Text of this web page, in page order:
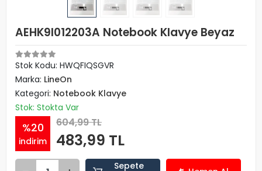
AEHK9I012203A Notebook Klavye Beyaz
Stok Kodu: HWQFIQSGVR
Marka: LineOn
Kategori: Notebook Klavye
Stok: Stokta Var
%20
indirim
604,99 TL
483,99 TL
Sepete